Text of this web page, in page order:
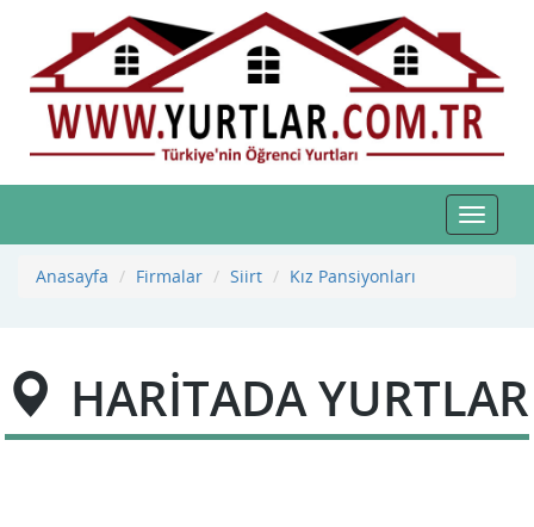
Toggle
Anasayfa
Firmalar Siirt Kız Pansiyonları
HARİTADA YURTLAR